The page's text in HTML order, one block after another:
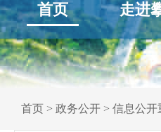
首页 走进
首页 > 政务公开 > 信息公开